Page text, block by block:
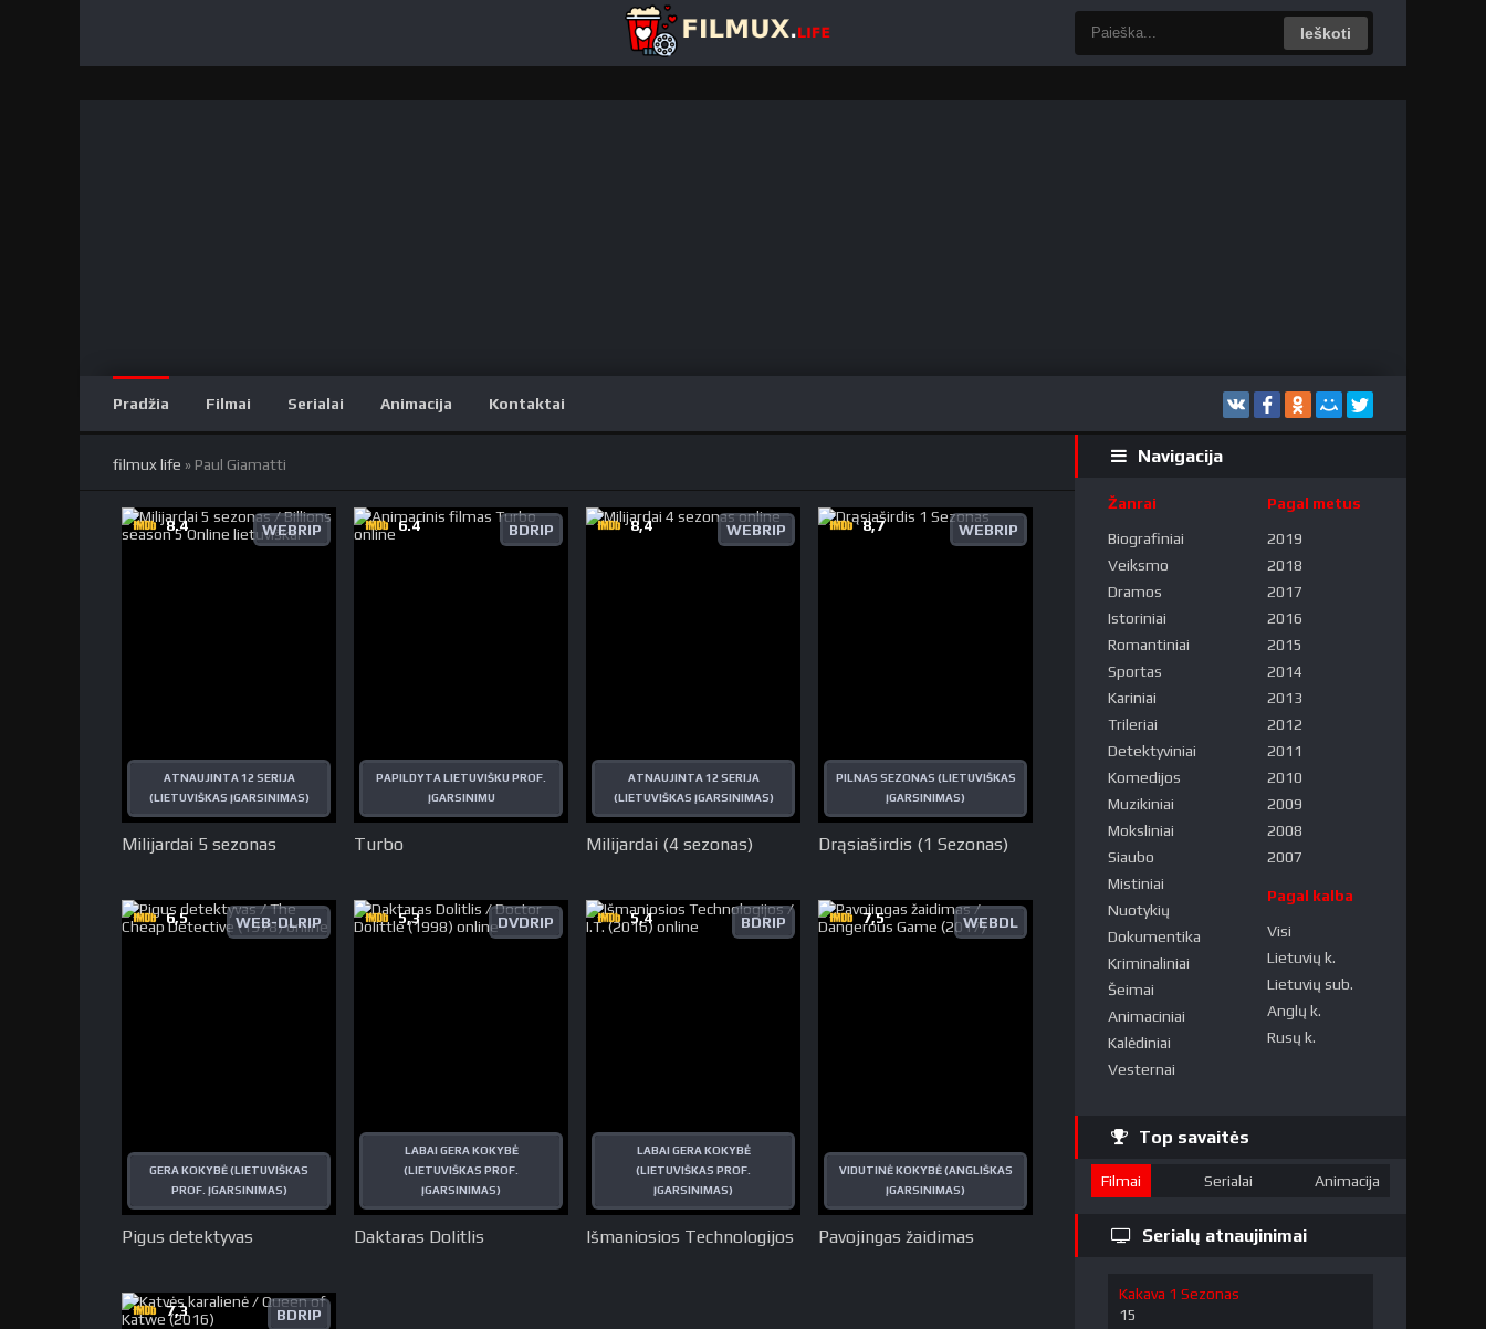
Ieškoti
Pradžia Filmai Serialai Animacija Kontaktai
filmux life » Paul Giamatti
Milijardai 5 sezonas
WEBRIP
8.4
ATNAUJINTA 12 SERIJA
(LIETUVIŠKAS ĮGARSINIMAS)
Turbo
BDRIP
6.4
PAPILDYTA LIETUVIŠKU PROF.
ĮGARSINIMU
Milijardai (4 sezonas)
WEBRIP
8,4
ATNAUJINTA 12 SERIJA
(LIETUVIŠKAS ĮGARSINIMAS)
Drąsiaširdis (1 Sezonas)
WEBRIP
8,7
PILNAS SEZONAS (LIETUVIŠKAS
ĮGARSINIMAS)
Pigus detektyvas
WEB-DLRIP
6,5
GERA KOKYBĖ (LIETUVIŠKAS
PROF. ĮGARSINIMAS)
Daktaras Dolitlis
DVDRIP
5,3
LABAI GERA KOKYBĖ
(LIETUVIŠKAS PROF.
ĮGARSINIMAS)
Išmaniosios Technologijos
BDRIP
5,4
LABAI GERA KOKYBĖ
(LIETUVIŠKAS PROF.
ĮGARSINIMAS)
Pavojingas žaidimas
WEBDL
7,5
VIDUTINĖ KOKYBĖ (ANGLIŠKAS
ĮGARSINIMAS)
BDRIP
7,3
Navigacija
Žanrai
Biografiniai
Veiksmo
Dramos
Istoriniai
Romantiniai
Sportas
Kariniai
Trileriai
Detektyviniai
Komedijos
Muzikiniai
Moksliniai
Siaubo
Mistiniai
Nuotykių
Dokumentika
Kriminaliniai
Šeimai
Animaciniai
Kalėdiniai
Vesternai
Pagal metus
2019
2018
2017
2016
2015
2014
2013
2012
2011
2010
2009
2008
2007
Pagal kalba
Visi
Lietuvių k.
Lietuvių sub.
Anglų k.
Rusų k.
Top savaitės
Filmai Serialai Animacija
Serialų atnaujinimai
Kakava 1 Sezonas
15